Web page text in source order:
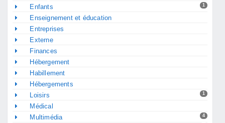
1
Enfants
Enseignement et éducation
Entreprises
Externe
Finances
Hébergement
Habillement
Hébergements
1
Loisirs
Médical
4
Multimédia